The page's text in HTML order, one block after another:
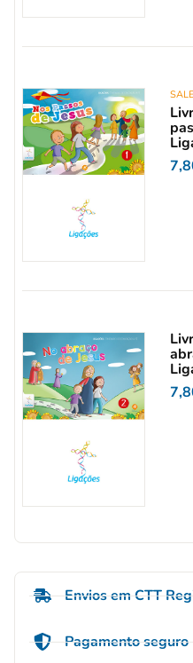
Envios em CTT
Pagamento seguro